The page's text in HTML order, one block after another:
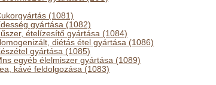
(1081)
gyártása (1082)
ételízesítő gyártása (1084)
diétás étel gyártása (1086)
gyártása (1085)
egyéb élelmiszer gyártása (1089)
kávé feldolgozása (1083)